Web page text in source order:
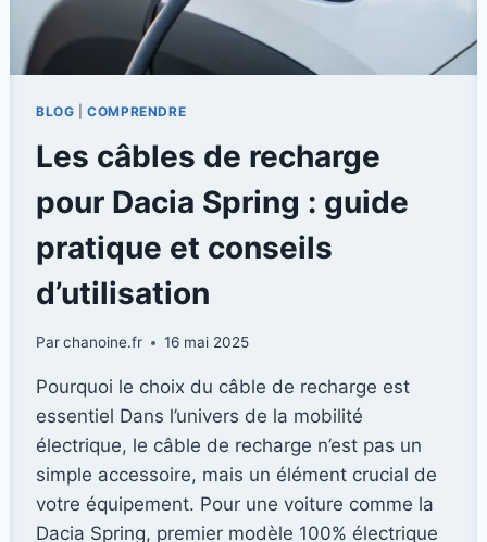
BLOG |COMPRENDRE
Les câbles de recharge
pour Dacia Spring : guide
pratique et conseils
d’utilisation
Parchanoine.fr 16 mai 2025
Pourquoi le choix du câble de recharge est
essentiel Dans l’univers de la mobilité
électrique, le câble de recharge n’est pas un
simple accessoire, mais un élément crucial de
votre équipement. Pour une voiture comme la
Dacia Spring, premier modèle 100% électrique